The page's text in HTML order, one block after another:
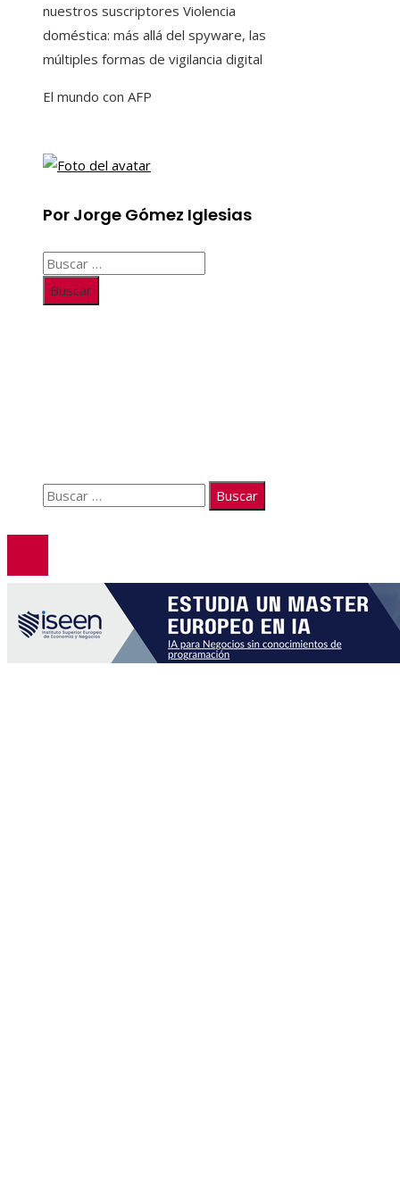
nuestros suscriptores Violencia
doméstica: más allá del spyware, las
múltiples formas de vigilancia digital
El mundo con AFP
Por Jorge Gómez Iglesias
Buscar:
Buscar: